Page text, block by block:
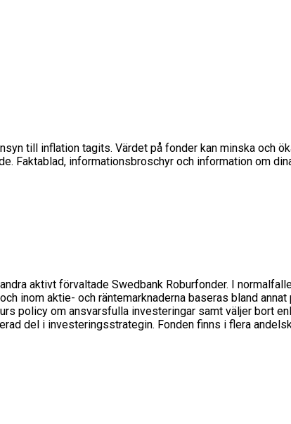
till inflation tagits. Värdet på fonder kan minska och
Faktablad, informationsbroschyr och information om
aktivt förvaltade Swedbank Roburfonder. I
inom aktie- och räntemarknaderna baseras bland
policy om ansvarsfulla investeringar samt väljer bort
del i investeringsstrategin. Fonden finns i flera